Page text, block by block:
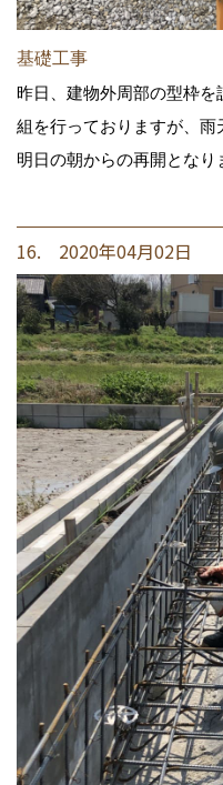
基礎工事
昨日、建物外周部の型枠
組を行っておりますが、雨
明日の朝からの再開となり
16. 2020年04月02日